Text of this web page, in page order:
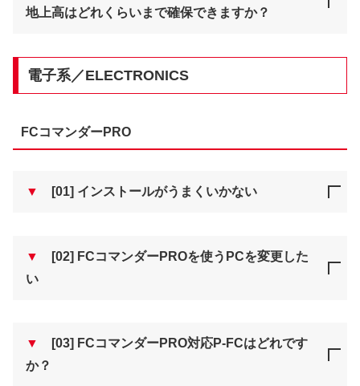
地上高はどれくらいまで確保できますか？
電子系／ELECTRONICS
FCコマンダーPRO
▼ [01] インストールがうまくいかない
▼
[02] FCコマンダーPROを使うPCを変更した
い
▼
[03] FCコマンダーPRO対応P-FCはどれです
か？